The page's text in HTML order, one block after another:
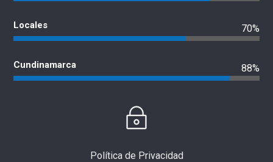
Locales 70%
Cundinamarca 88%
Política de Privacidad